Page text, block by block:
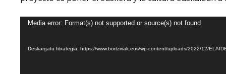
Bideo
Media error: Format(s) not supported or source(s) not found
Deskargatu fitxategia: https://www.bortziriak.eus/wp-content/uploads/2022/12/